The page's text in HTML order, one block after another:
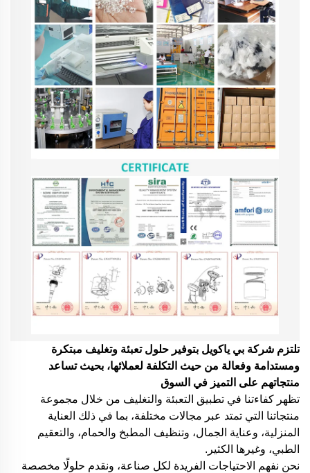
تلتزم شركة بي ياكويل بتوفير حلول تعبئة وتغليف مبتكرة
ومستدامة وفعالة من حيث التكلفة لعملائها، بحيث تساعد
منتجاتهم على التميز في السوق
تظهر كفاءتنا في تطبيق التعبئة والتغليف من خلال مجموعة
منتجاتنا التي تمتد عبر مجالات مختلفة، بما في ذلك العناية
المنزلية، وعناية الجمال، وتنظيف المطبخ والحمام، والتعقيم
الطبي، وغيرها الكثير.
نحن نفهم الاحتياجات الفريدة لكل صناعة، ونقدم حلولًا مخصصة